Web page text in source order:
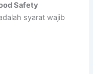
Safety
syarat wajib